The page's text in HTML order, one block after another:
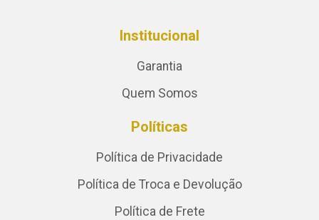
Institucional
Garantia
Quem Somos
Políticas
Política de Privacidade
Política de Troca e Devolução
Política de Frete